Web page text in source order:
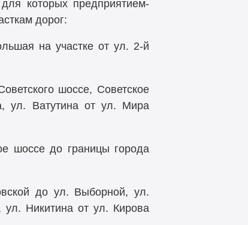
которых предприятием-
дорог:
на участке от ул. 2-й
шоссе, Советское
ул. Ватутина от ул. Мира
шоссе до границы города
до ул. Выборной, ул.
Никитина от ул. Кирова